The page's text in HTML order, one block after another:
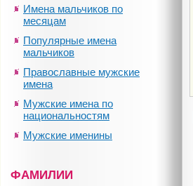
Имена мальчиков по
месяцам
Популярные имена
мальчиков
Православные мужские
имена
Мужские имена по
национальностям
Мужские именины
ФАМИЛИИ